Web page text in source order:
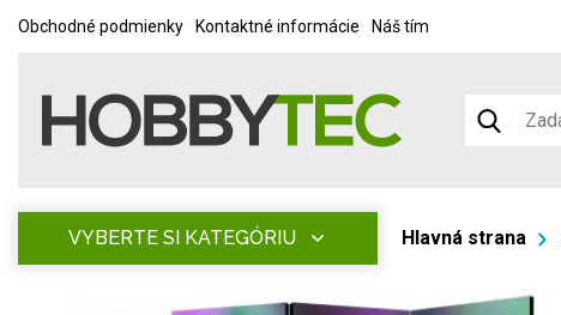
Obchodné podmienky Kontaktné informácie Náš tím
VYBERTE SI KATEGÓRIU Hlavná strana